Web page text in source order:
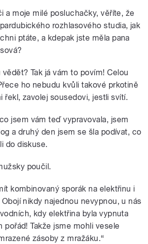
a moje milé posluchačky, věříte, že
rozhlasového studia, jak
ptáte, a kdepak jste měla pana
Tak já vám to povím! Celou
ho nebudu kvůli takové prkotině
řekl, zavolej sousedovi, jestli svítí.
jsem vám teď vypravovala, jsem
a druhý den jsem se šla podívat, co
do diskuse.
poučil.
kombinovaný sporák na elektřinu i
nikdy najednou nevypnou, u nás
kdy elektřina byla vypnuta
pořád! Takže jsme mohli vesele
zásoby z mražáku.“